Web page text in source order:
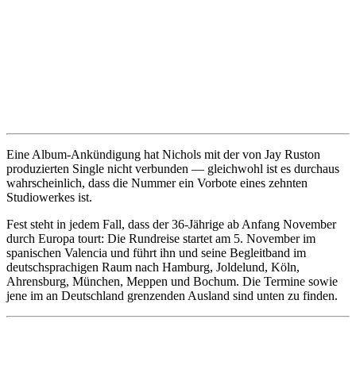
Eine Album-Ankündigung hat Nichols mit der von Jay Ruston
produzierten Single nicht verbunden — gleichwohl ist es durchaus
wahrscheinlich, dass die Nummer ein Vorbote eines zehnten
Studiowerkes ist.
Fest steht in jedem Fall, dass der 36-Jährige ab Anfang November
durch Europa tourt: Die Rundreise startet am 5. November im
spanischen Valencia und führt ihn und seine Begleitband im
deutschsprachigen Raum nach Hamburg, Joldelund, Köln,
Ahrensburg, München, Meppen und Bochum. Die Termine sowie
jene im an Deutschland grenzenden Ausland sind unten zu finden.